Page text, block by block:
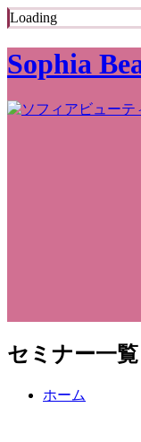
Loading
Sophia
セミナー一覧
ホーム